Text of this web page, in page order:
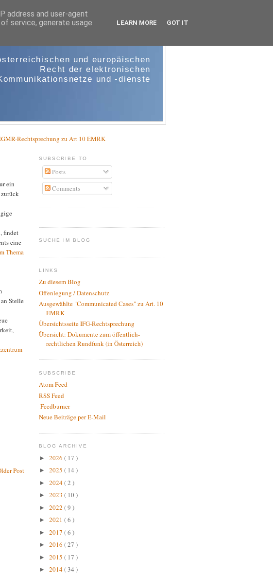
und europäischen
Recht der elektronischen
und -dienste
Rechtsprechung zu Art 10 EMRK
ein
zurück
findet
eine
Thema
Stelle
Post
SUBSCRIBE TO
Posts
Comments
SUCHE IM BLOG
LINKS
Zu diesem Blog
Offenlegung / Datenschutz
Ausgewählte "Communicated Cases" zu Art. 10
EMRK
Übersichtsseite IFG-Rechtsprechung
Übersicht: Dokumente zum öffentlich-
rechtlichen Rundfunk (in Österreich)
SUBSCRIBE
Atom Feed
RSS Feed
Feedburner
Neue Beiträge per E-Mail
BLOG ARCHIVE
► 2026 ( 17 )
► 2025 ( 14 )
► 2024( 2 )
► 2023 ( 10 )
► 2022 ( 9 )
► 2021 ( 6 )
► 2017 ( 6 )
► 2016 ( 27 )
► 2015 ( 17 )
► 2014( 34 )
address and user-agent
service, generate usage
LEARN MORE GOT IT